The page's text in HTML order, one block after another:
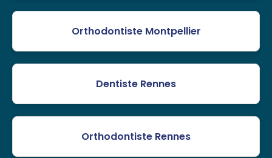
Orthodontiste Montpellier
Dentiste Rennes
Orthodontiste Rennes